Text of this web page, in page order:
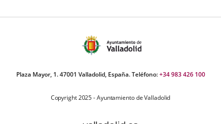
Plaza Mayor, 1. 47001 Valladolid, España. Teléfono:+34 983 426 100
Copyright 2025 - Ayuntamiento de Valladolid